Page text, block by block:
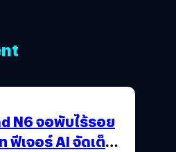
N6 จอพับไร้รอย
ฟีเจอร์ AI จัดเต็ม